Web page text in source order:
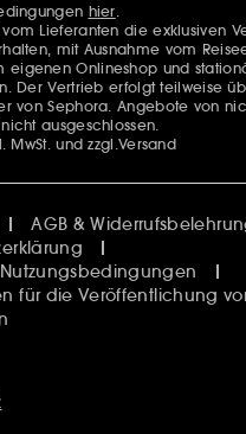
hier
Lieferanten die exklusiven
mit Ausnahme vom
Onlineshop und
Der Vertrieb erfolgt teilweise
von Sephora. Angebote von
ausgeschlossen.
MwSt. und zzgl.Versand
AGB &
für die Veröffentlichung